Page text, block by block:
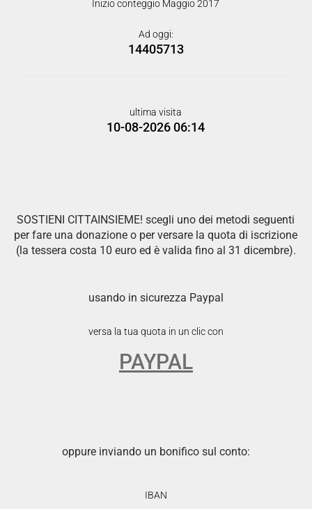
Inizio conteggio Maggio 2017
Ad oggi:
14405713
ultima visita
10-08-2026 06:14
SOSTIENI CITTAINSIEME! scegli uno dei metodi seguenti
per fare una donazione o per versare la quota di iscrizione
(la tessera costa 10 euro ed è valida fino al 31 dicembre).
usando in sicurezza Paypal
versa la tua quota in un clic con
PAYPAL
oppure inviando un bonifico sul conto:
IBAN